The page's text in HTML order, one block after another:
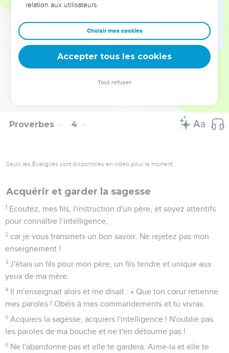
de ses voies,
car l'Eternel a horreur de l'homme perverti, mais il est un
ami pour les hommes droits.
La malédiction de l'Eternel frappe la maison du méchant,
mais il bénit le domaine des justes.
Proverbes 4
Seuls les Évangiles sont disponibles en vidéo pour le moment.
Acquérir et garder la sagesse
1 Ecoutez, mes fils, l'instruction d'un père, et soyez attentifs
pour connaître l’intelligence,
2 car je vous transmets un bon savoir. Ne rejetez pas mon
enseignement !
3 J'étais un fils pour mon père, un fils tendre et unique aux
yeux de ma mère.
4 Il m'enseignait alors et me disait : « Que ton cœur retienne
mes paroles ! Obéis à mes commandements et tu vivras.
5 Acquiers la sagesse, acquiers l'intelligence ! N'oublie pas
les paroles de ma bouche et ne t'en détourne pas !
6 Ne l'abandonne pas et elle te gardera. Aime-la et elle te
relation aux utilisateurs.
Choisir mes cookies
Accepter tous les cookies
Tout refuser